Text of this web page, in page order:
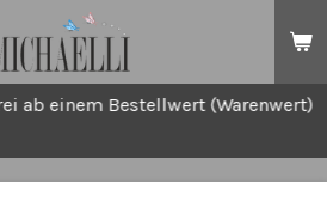
ab einem Bestellwert (Warenwert)